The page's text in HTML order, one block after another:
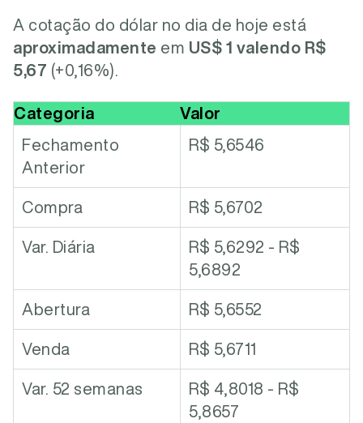
A cotação do dólar no dia de hoje está
aproximadamente em US$ 1 valendo R$
5,67 (+0,16%).
Categoria
Valor
Fechamento
Anterior
R$ 5,6546
Compra R$ 5,6702
Var. Diária
R$ 5,6292 - R$
5,6892
Abertura R$ 5,6552
Venda R$ 5,6711
Var. 52 semanas
R$ 4,8018 - R$
5,8657